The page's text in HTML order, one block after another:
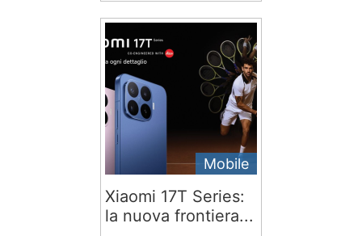
Mobile
Xiaomi 17T Series:
la nuova frontiera...